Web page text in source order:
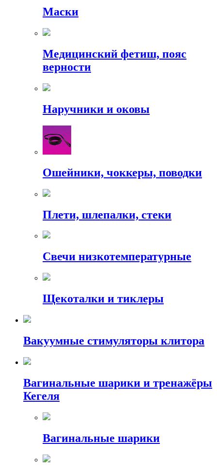
Маски
Медицинский фетиш, пояс
верности
Наручники и оковы
Ошейники, чоккеры, поводки
Плети, шлепалки, стеки
Свечи низкотемпературные
Щекоталки и тиклеры
Вакуумные стимуляторы клитора
Вагинальные шарики и тренажёры
Кегеля
Вагинальные шарики